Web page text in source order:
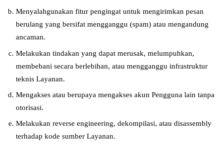
Menyalahgunakan fitur pengingat untuk mengirimkan pesan
berulang yang bersifat mengganggu (spam) atau mengandung
ancaman.
Melakukan tindakan yang dapat merusak, melumpuhkan,
membebani secara berlebihan, atau mengganggu infrastruktur
teknis Layanan.
Mengakses atau berupaya mengakses akun Pengguna lain tanpa
otorisasi.
Melakukan reverse engineering, dekompilasi, atau disassembly
terhadap kode sumber Layanan.